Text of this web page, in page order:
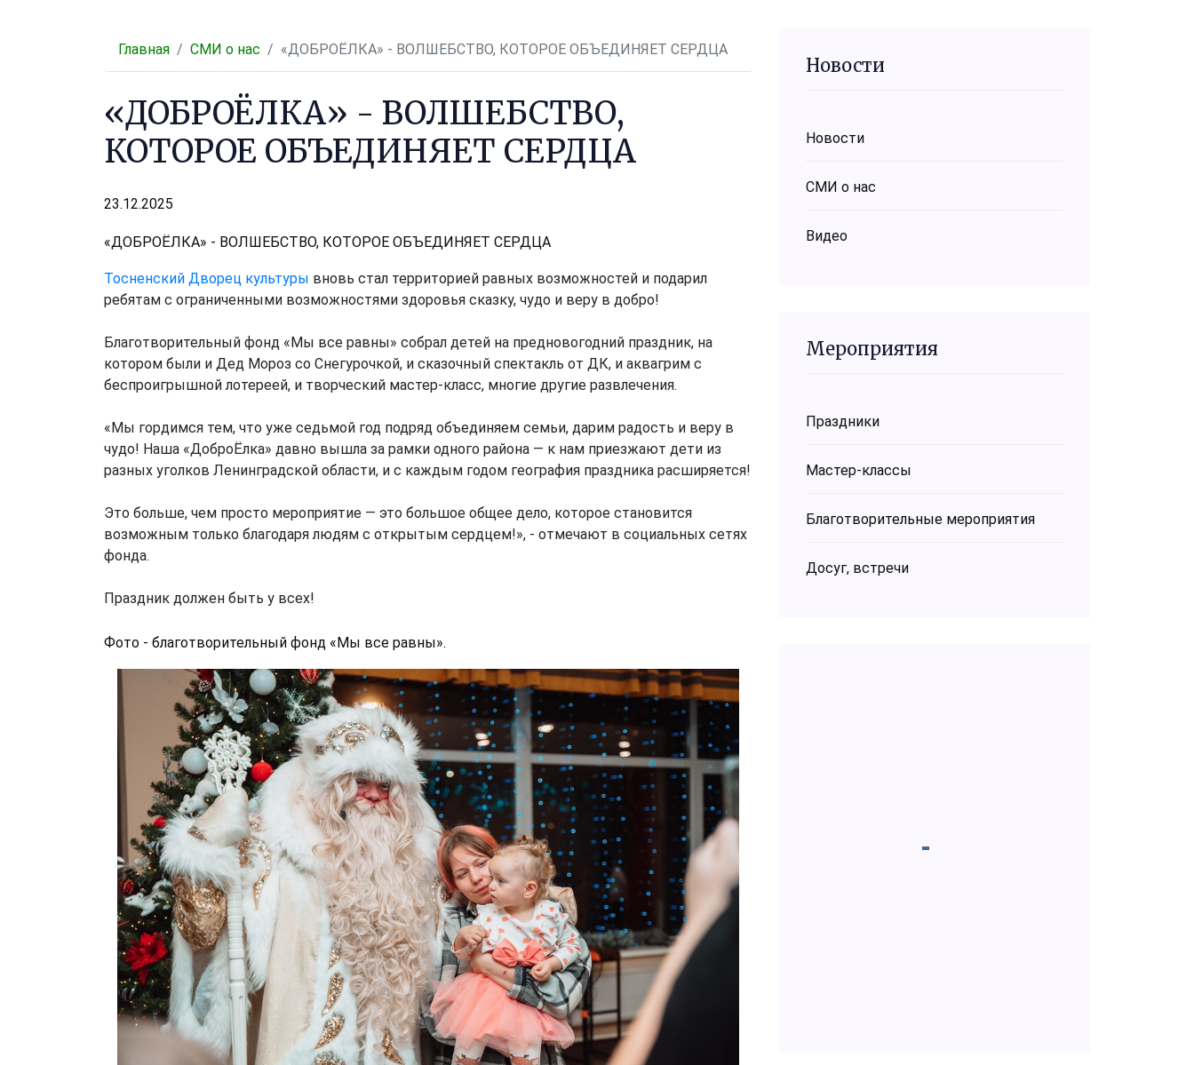
Главная СМИ о нас «ДОБРОЁЛКА» - ВОЛШЕБСТВО, КОТОРОЕ ОБЪЕДИНЯЕТ СЕРДЦА
«ДОБРОЁЛКА» - ВОЛШЕБСТВО,
КОТОРОЕ ОБЪЕДИНЯЕТ СЕРДЦА
23.12.2025
«ДОБРОЁЛКА» - ВОЛШЕБСТВО, КОТОРОЕ ОБЪЕДИНЯЕТ СЕРДЦА
Тосненский Дворец культуры вновь стал территорией равных возможностей и подарил
ребятам с ограниченными возможностями здоровья сказку, чудо и веру в добро!
Благотворительный фонд «Мы все равны» собрал детей на предновогодний праздник, на
котором были и Дед Мороз со Снегурочкой, и сказочный спектакль от ДК, и аквагрим с
беспроигрышной лотереей, и творческий мастер-класс, многие другие развлечения.
«Мы гордимся тем, что уже седьмой год подряд объединяем семьи, дарим радость и веру в
чудо! Наша «ДоброЁлка» давно вышла за рамки одного района — к нам приезжают дети из
разных уголков Ленинградской области, и с каждым годом география праздника расширяется!
Это больше, чем просто мероприятие — это большое общее дело, которое становится
возможным только благодаря людям с открытым сердцем!», - отмечают в социальных сетях
фонда.
Праздник должен быть у всех!
Фото - благотворительный фонд «Мы все равны».
Новости
Новости
СМИ о нас
Видео
Мероприятия
Праздники
Мастер-классы
Благотворительные мероприятия
Досуг, встречи